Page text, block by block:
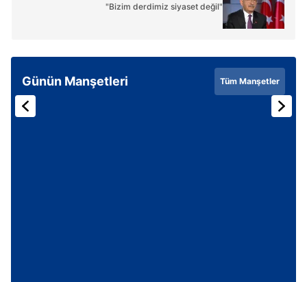
"Bizim derdimiz siyaset değil"
Günün Manşetleri Tüm Manşetler